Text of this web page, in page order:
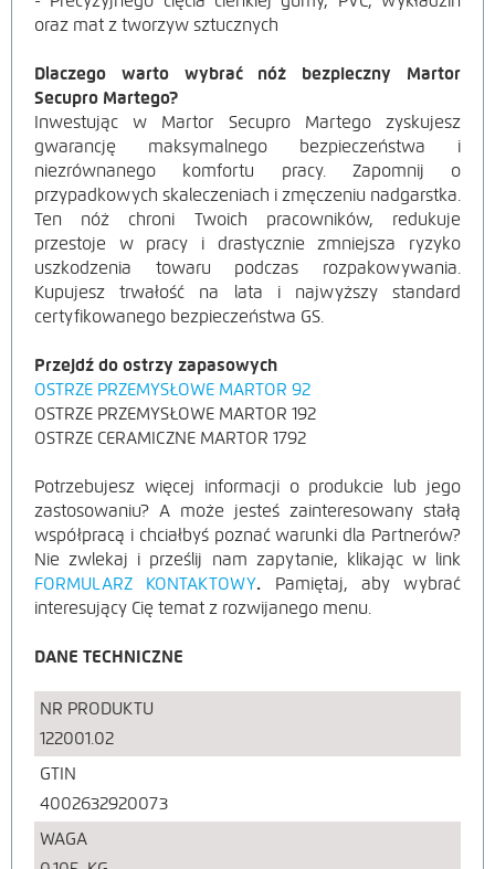
oraz mat z tworzyw sztucznych
Dlaczego warto wybrać nóż bezpieczny Martor
Secupro Martego?
Inwestując w Martor Secupro Martego zyskujesz
gwarancję maksymalnego bezpieczeństwa i
niezrównanego komfortu pracy. Zapomnij o
przypadkowych skaleczeniach i zmęczeniu nadgarstka.
Ten nóż chroni Twoich pracowników, redukuje
przestoje w pracy i drastycznie zmniejsza ryzyko
uszkodzenia towaru podczas rozpakowywania.
Kupujesz trwałość na lata i najwyższy standard
certyfikowanego bezpieczeństwa GS.
Przejdź do ostrzy zapasowych
OSTRZE PRZEMYSŁOWE MARTOR 92
OSTRZE PRZEMYSŁOWE MARTOR 192
OSTRZE CERAMICZNE MARTOR 1792
Potrzebujesz więcej informacji o produkcie lub jego
zastosowaniu? A może jesteś zainteresowany stałą
współpracą i chciałbyś poznać warunki dla Partnerów?
Nie zwlekaj i prześlij nam zapytanie, klikając w link
FORMULARZ KONTAKTOWY. Pamiętaj, aby wybrać
interesujący Cię temat z rozwijanego menu.
DANE TECHNICZNE
NR PRODUKTU
122001.02
GTIN
4002632920073
WAGA